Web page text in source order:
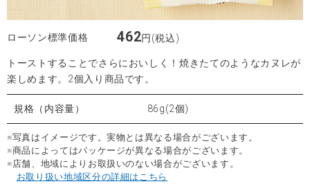
ローソン標準価格 462円(税込)
トーストすることでさらにおいしく！焼きたてのようなカヌレが
楽しめます。2個入り商品です。
規格（内容量） 86g(2個)
※写真はイメージです。実物とは異なる場合がございます。
※商品によってはパッケージが異なる場合がございます。
※店舗、地域によりお取扱いのない場合がございます。
お取り扱い地域区分の詳細はこちら